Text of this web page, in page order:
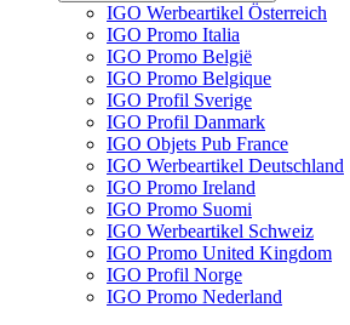
IGO Werbeartikel Österreich
IGO Promo Italia
IGO Promo België
IGO Promo Belgique
IGO Profil Sverige
IGO Profil Danmark
IGO Objets Pub France
IGO Werbeartikel Deutschland
IGO Promo Ireland
IGO Promo Suomi
IGO Werbeartikel Schweiz
IGO Promo United Kingdom
IGO Profil Norge
IGO Promo Nederland